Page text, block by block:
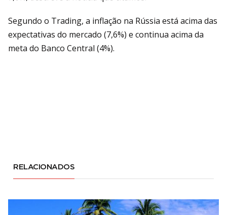
Segundo o Trading, a inflação na Rússia está acima das
expectativas do mercado (7,6%) e continua acima da
meta do Banco Central (4%).
RELACIONADOS